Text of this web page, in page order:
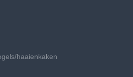
haaienkaken